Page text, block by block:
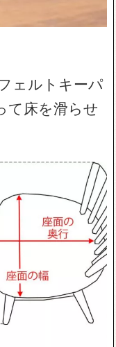
ェルトキーパ
て床を滑らせ